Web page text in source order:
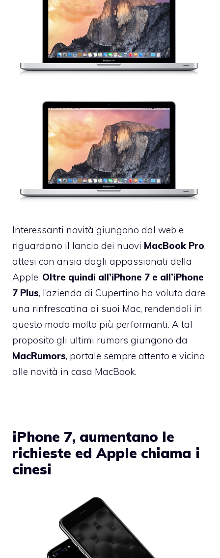
Interessanti novità giungono dal web e
riguardano il lancio dei nuovi MacBook Pro,
attesi con ansia dagli appassionati della
Apple. Oltre quindi all’iPhone 7 e all’iPhone
7 Plus, l’azienda di Cupertino ha voluto dare
una rinfrescatina ai suoi Mac, rendendoli in
questo modo molto più performanti. A tal
proposito gli ultimi rumors giungono da
MacRumors, portale sempre attento e vicino
alle novità in casa MacBook.
iPhone 7, aumentano le
richieste ed Apple chiama i
cinesi